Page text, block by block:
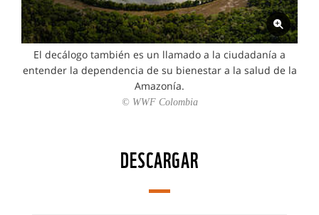
El decálogo también es un llamado a la ciudadanía a
entender la dependencia de su bienestar a la salud de la
Amazonía.
© WWF Colombia
DESCARGAR